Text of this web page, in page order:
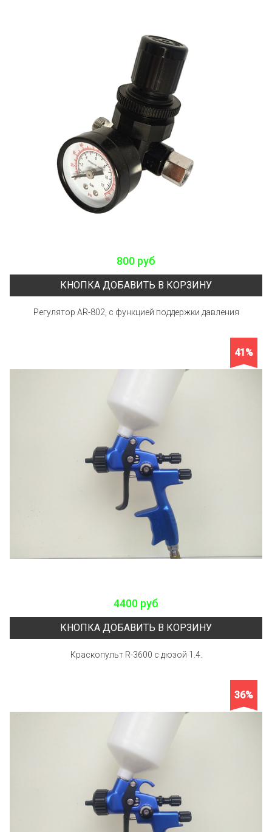
800 руб
КНОПКА ДОБАВИТЬ В КОРЗИНУ
Регулятор AR-802, с функцией поддержки давления
41%
4400 руб
КНОПКА ДОБАВИТЬ В КОРЗИНУ
Краскопульт R-3600 с дюзой 1.4.
36%